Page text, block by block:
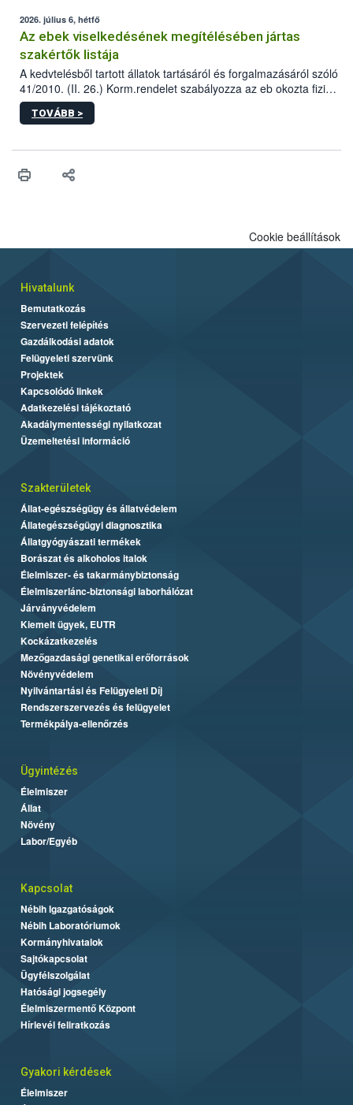
2026. július 6, hétfő
Az ebek viselkedésének megítélésében jártas
szakértők listája
A kedvtelésből tartott állatok tartásáról és forgalmazásáról szóló
41/2010. (II. 26.) Korm.rendelet szabályozza az eb okozta fizikai
sérülés, illetve ennek veszélye keletkezésekor felmerülő
hatósági feladatokat, valamint a veszélyes eb tartását és annak
vonni az ebek viselkedésének megítélésében jártas szakértőt.
TOVÁBB >
Cookie beállítások
Hivatalunk
Bemutatkozás
Szervezeti felépítés
Gazdálkodási adatok
Felügyeleti szervünk
Projektek
Kapcsolódó linkek
Adatkezelési tájékoztató
Akadálymentességi nyilatkozat
Üzemeltetési információ
Szakterületek
Állat-egészségügy és állatvédelem
Állategészségügyi diagnosztika
Állatgyógyászati termékek
Borászat és alkoholos italok
Élelmiszer- és takarmánybiztonság
Élelmiszerlánc-biztonsági laborhálózat
Járványvédelem
Kiemelt ügyek, EUTR
Kockázatkezelés
Mezőgazdasági genetikai erőforrások
Növényvédelem
Nyilvántartási és Felügyeleti Díj
Rendszerszervezés és felügyelet
Termékpálya-ellenőrzés
Ügyintézés
Élelmiszer
Állat
Növény
Labor/Egyéb
Kapcsolat
Nébih Igazgatóságok
Nébih Laboratóriumok
Kormányhivatalok
Sajtókapcsolat
Ügyfélszolgálat
Hatósági jogsegély
Élelmiszermentő Központ
Hírlevél feliratkozás
Gyakori kérdések
Élelmiszer